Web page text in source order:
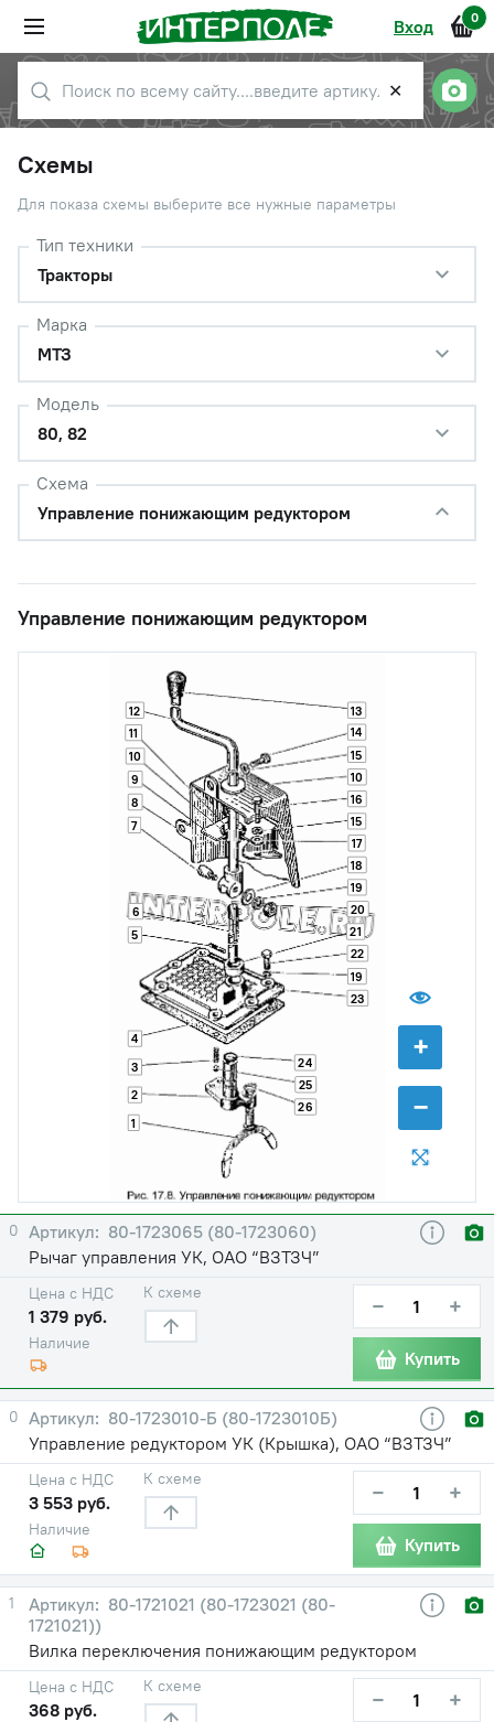
Вход 0
✕
Схемы
Для показа схемы выберите все нужные параметры
Тип техники
Тракторы
Марка
МТЗ
Модель
80, 82
Схема
Управление понижающим редуктором
Управление понижающим редуктором
+
−
1
2
3
4
5
6
7
8
9
10
10
11
12 13
14
15
15
16
17
18
19
19
20
21
22
23
24
25
26
0
80-1723065 (80-1723060)
Рычаг управления УК, ОАО “ВЗТЗЧ”
Наличие
Цена с НДС
1 379 руб.
К схеме − +
Купить
0
80-1723010-Б (80-1723010Б)
Управление редуктором УК (Крышка), ОАО “ВЗТЗЧ”
Наличие
Цена с НДС
3 553 руб.
К схеме − +
Купить
1
80-1721021 (80-1723021 (80-
1721021))
Вилка переключения понижающим редуктором
Цена с НДС
368 руб.
К схеме − +